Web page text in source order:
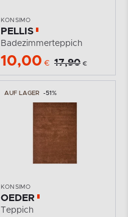
KONSIMO
PELLIS
Badezimmerteppich
10,00 € 17,90 €
AUF LAGER -51%
KONSIMO
OEDER
Teppich